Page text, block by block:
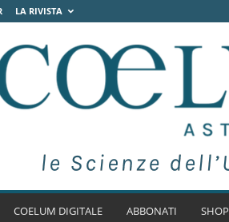
LA RIVISTA
COELUM DIGITALE ABBONATI SHOP